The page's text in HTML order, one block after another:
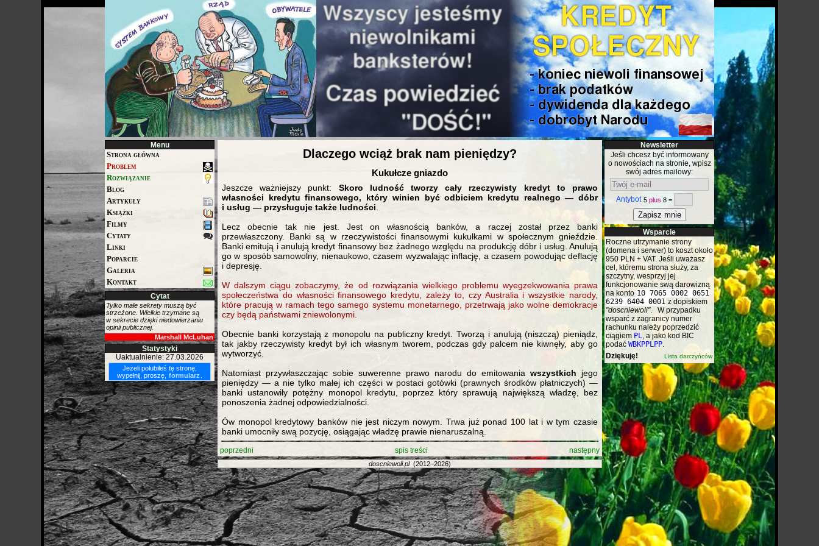
Menu
Strona główna
Problem
Rozwiązanie
Blog
Artykuły
Książki
Filmy
Cytaty
Linki
Poparcie
Galeria
Kontakt
Cytat
Tylko małe sekrety muszą być
strzeżone. Wielkie trzymane są
w sekrecie dzięki niedowierzaniu
opinii publicznej.
Marshall McLuhan
Statystyki
Uaktualnienie: 27.03.2026
Jeżeli polubiłeś tę stronę,
wypełnij, proszę, formularz
Dlaczego wciąż brak nam pieniędzy?
Kukułcze gniazdo
Jeszcze ważniejszy punkt: Skoro ludność tworzy cały rzeczywisty kredyt to prawo
własności kredytu finansowego, który winien być odbiciem kredytu realnego — dóbr
i usług — przysługuje także ludności
Lecz obecnie tak nie jest. Jest on własnością banków, a raczej został przez banki
przewłaszczony. Banki są w rzeczywistości finansowymi kukułkami w społecznym gnieździe.
Banki emitują i anulują kredyt finansowy bez żadnego względu na produkcję dóbr i usług. Anulują
go w sposób samowolny, nienaukowo, czasem wyzwalając inflację, a czasem powodując deflację
i depresję.
W dalszym ciągu zobaczymy, że od rozwiązania wielkiego problemu wyegzekwowania prawa
społeczeństwa do własności finansowego kredytu, zależy to, czy Australia i wszystkie narody,
które pracują w ramach tego samego systemu monetarnego, przetrwają jako wolne demokracje
czy będą państwami zniewolonymi.
Obecnie banki korzystają z monopolu na publiczny kredyt. Tworzą i anulują (niszczą) pieniądz,
tak jakby rzeczywisty kredyt był ich własnym tworem, podczas gdy palcem nie kiwnęły, aby go
wytworzyć.
Natomiast przywłaszczając sobie suwerenne prawo narodu do emitowania wszystkich jego
pieniędzy — a nie tylko małej ich części w postaci gotówki (prawnych środków płatniczych) —
banki ustanowiły potężny monopol kredytu, poprzez który sprawują największą władzę, bez
ponoszenia żadnej odpowiedzialności.
Ów monopol kredytowy banków nie jest niczym nowym. Trwa już ponad 100 lat i w tym czasie
banki umocniły swą pozycję, osiągając władzę prawie nienaruszalną.
poprzedni spis treści następny
doscniewoli.pl(2012–2026)
Newsletter
Jeśli chcesz być informowany
o nowościach na stronie, wpisz
swój adres mailowy:
Antybot 5 plus 8 =
Wsparcie
Roczne utrzymanie strony
(domena i serwer) to koszt około
950 PLN + VAT. Jeśli uważasz
cel, któremu strona służy, za
szczytny, wesprzyj jej
funkcjonowanie swą darowizną
na konto 10 7065 0002 0651
6239 6404 0001 z dopiskiem
"doscniewoli". W przypadku
wsparć z zagranicy numer
rachunku należy poprzedzić
ciągiem PL, a jako kod BIC
podać WBKPPLPP.
Dziękuję!
Lista darczyńców